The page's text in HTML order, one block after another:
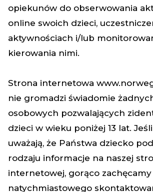
opiekunów do obserwowania
online swoich dzieci,
aktywnościach i/lub
kierowania nimi.
Strona internetowa
nie gromadzi świadomie
osobowych pozwalających
dzieci w wieku poniżej 13 lat.
uważają, że Państwa dziecko
rodzaju informacje na naszej
internetowej, gorąco
natychmiastowego